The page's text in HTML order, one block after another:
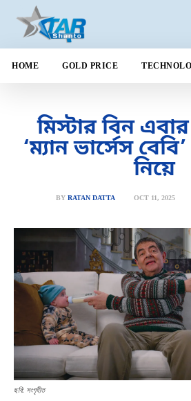
HOME GOLD PRICE
মিস্টার বিন
‘ম্যান ভার্সেস
নিয়ে
BY RATAN DATTA OCT 11, 2025
ছবি: সংগৃহীত